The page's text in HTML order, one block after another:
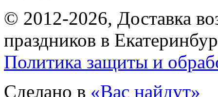
© 2012-2026, Доставка
праздников в
Политика защиты и
Сделано в «Вас найдут»